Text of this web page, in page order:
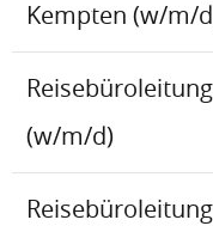
Kempten (w/m/
(w/m/d)